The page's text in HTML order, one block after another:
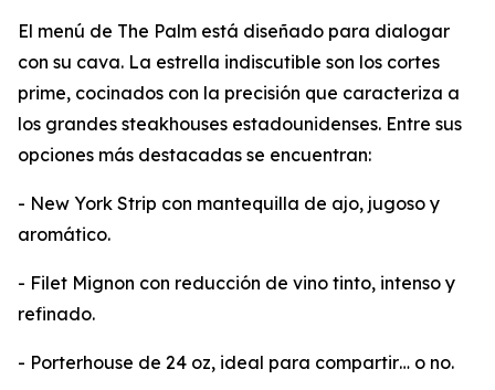
El menú de The Palm está diseñado para dialogar
con su cava. La estrella indiscutible son los cortes
prime, cocinados con la precisión que caracteriza a
los grandes steakhouses estadounidenses. Entre sus
opciones más destacadas se encuentran:
- New York Strip con mantequilla de ajo, jugoso y
aromático.
- Filet Mignon con reducción de vino tinto, intenso y
refinado.
- Porterhouse de 24 oz, ideal para compartir… o no.